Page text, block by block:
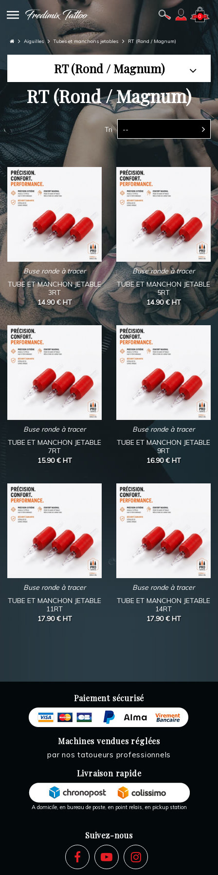
0
Aiguilles Tubes et manchons jetables RT (Rond / Magnum)
RT (Rond / Magnum)
RT (Rond / Magnum)
Tri --
Buse ronde à tracer
TUBE ET MANCHON JETABLE
3RT
14.90 €HT
Buse ronde à tracer
TUBE ET MANCHON JETABLE
5RT
14.90 € HT
Buse ronde à tracer
TUBE ET MANCHON JETABLE
7RT
15.90 € HT
Buse ronde à tracer
TUBE ET MANCHON JETABLE
9RT
16.90 € HT
Buse ronde à tracer
TUBE ET MANCHON JETABLE
11RT
17.90 € HT
Buse ronde à tracer
TUBE ET MANCHON JETABLE
14RT
17.90 € HT
Paiement sécurisé
Machines vendues réglées
par nos tatoueurs professionnels
Livraison rapide
A domicile, en bureau de poste, en point relais, en pickup station
Suivez-nous